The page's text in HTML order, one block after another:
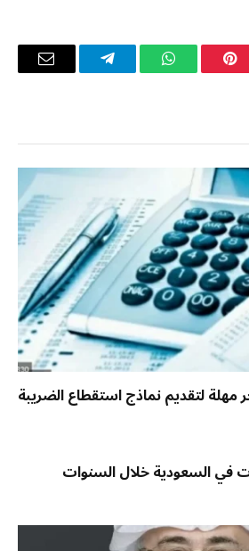
بينتيريستواتساب تيلقرام
البريد
مهلة لتقديم نماذج استقطاع الضريبة
في السعودية خلال السنوات